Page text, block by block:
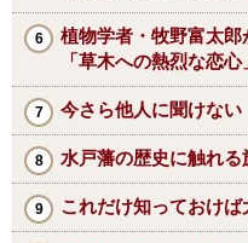
植物学者・牧野富太
「草木への熱烈な恋心
今さら他人に聞けな
水戸藩の歴史に触れる
これだけ知っておけ